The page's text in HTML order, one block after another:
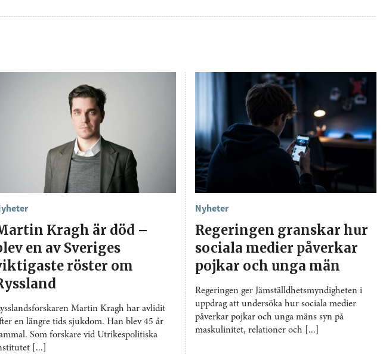
Kragh är död –
en av Sveriges
röster om
Martin Kragh har avlidit
en längre tids sjukdom. Han blev 45 år
Som forskare vid Utrikespolitiska
[...]
Nyheter
Regeringen granskar hur
sociala medier påverkar
pojkar och unga män
Regeringen ger Jämställdhetsmyndigheten i
uppdrag att undersöka hur sociala medier
påverkar pojkar och unga mäns syn på
maskulinitet, relationer och [...]